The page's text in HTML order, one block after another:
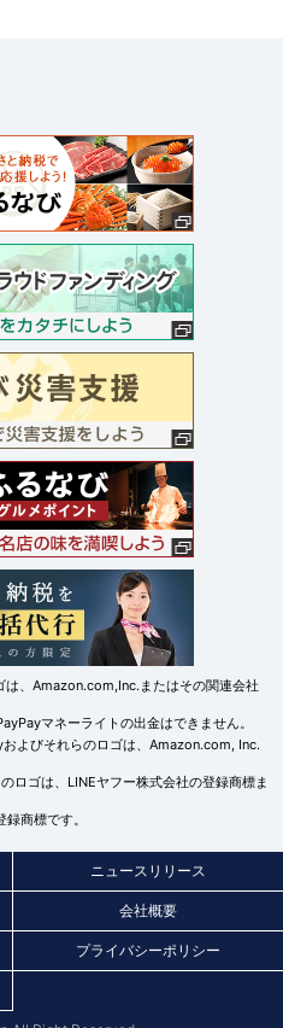
、Amazon.com,Inc.またはその関連会社
マネーライトの出金はできません。
よびそれらのロゴは、Amazon.com, Inc.
ロゴは、LINEヤフー株式会社の登録商標ま
商標です。
ニュースリリース
会社概要
プライバシーポリシー